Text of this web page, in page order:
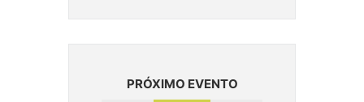
PRÓXIMO EVENTO